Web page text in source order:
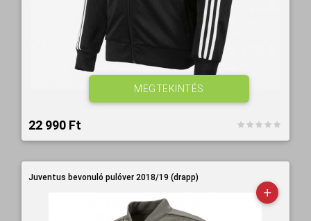
22 990 Ft‎
MEGTEKINTÉS
Juventus bevonuló pulóver 2018/19 (drapp)